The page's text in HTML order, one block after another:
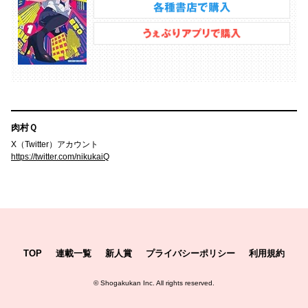
肉村Ｑ
X（Twitter）アカウント
https://twitter.com/nikukaiQ
TOP 連載一覧 新人賞 プライバシーポリシー 利用規約
©Shogakukan Inc. All rights reserved.